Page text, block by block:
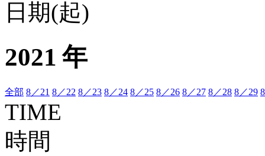
日期(起)
2021 年
全部 8／21 8／22 8／23 8／24 8／25 8／26 8／27 8／28 8／29
TIME
時間